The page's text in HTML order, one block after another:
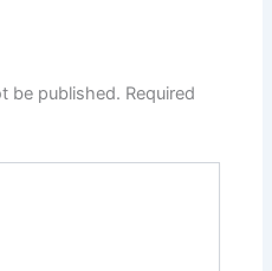
be published. Required